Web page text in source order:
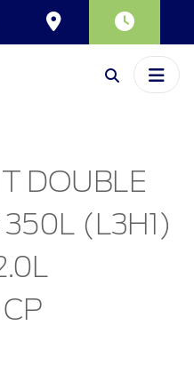
DOUBLE
350L (L3H1)